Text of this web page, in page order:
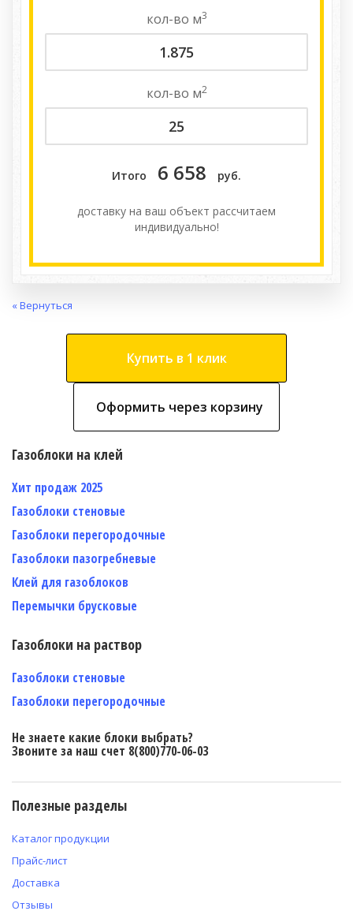
кол-во м3
кол-во м2
Итого 6 658 руб.
доставку на ваш объект расcчитаем
индивидуально!
« Вернуться
Купить в 1 клик
Оформить через корзину
Газоблоки на клей
Хит продаж 2025
Газоблоки стеновые
Газоблоки перегородочные
Газоблоки пазогребневые
Клей для газоблоков
Перемычки брусковые
Газоблоки на раствор
Газоблоки стеновые
Газоблоки перегородочные
Не знаете какие блоки выбрать?
Звоните за наш счет 8(800)770-06-03
Полезные разделы
Каталог продукции
Прайс-лист
Доставка
Отзывы